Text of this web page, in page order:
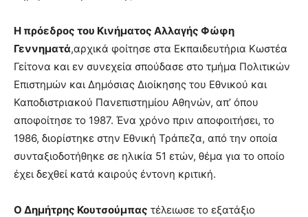
Η πρόεδρος του Κινήματος Αλλαγής Φώφη
Γεννηματά,αρχικά φοίτησε στα Εκπαιδευτήρια Κωστέα
Γείτονα και εν συνεχεία σπούδασε στο τμήμα Πολιτικών
Επιστημών και Δημόσιας Διοίκησης του Εθνικού και
Καποδιστριακού Πανεπιστημίου Αθηνών, απ’ όπου
αποφοίτησε το 1987. Ένα χρόνο πριν αποφοιτήσει, το
1986, διορίστηκε στην Εθνική Τράπεζα, από την οποία
συνταξιοδοτήθηκε σε ηλικία 51 ετών, θέμα για το οποίο
έχει δεχθεί κατά καιρούς έντονη κριτική.
Ο Δημήτρης Κουτσούμπας τέλειωσε το εξατάξιο